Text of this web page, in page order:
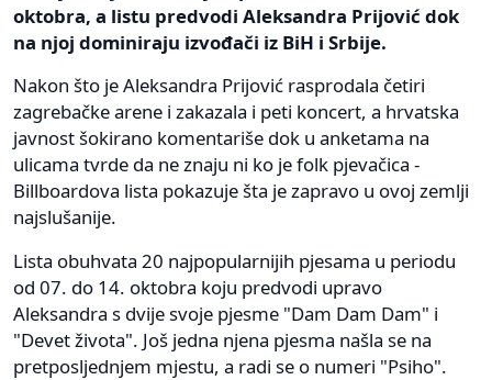
oktobra, a listu predvodi Aleksandra Prijović dok
na njoj dominiraju izvođači iz BiH i Srbije.
Nakon što je Aleksandra Prijović rasprodala četiri
zagrebačke arene i zakazala i peti koncert, a hrvatska
javnost šokirano komentariše dok u anketama na
ulicama tvrde da ne znaju ni ko je folk pjevačica -
Billboardova lista pokazuje šta je zapravo u ovoj zemlji
najslušanije.
Lista obuhvata 20 najpopularnijih pjesama u periodu
od 07. do 14. oktobra koju predvodi upravo
Aleksandra s dvije svoje pjesme "Dam Dam Dam" i
"Devet života". Još jedna njena pjesma našla se na
pretposljednjem mjestu, a radi se o numeri "Psiho".